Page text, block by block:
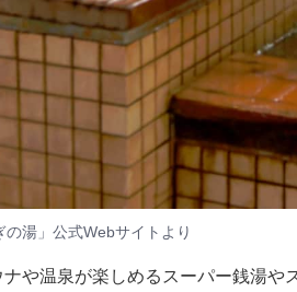
の湯」公式Webサイトより
や温泉が楽しめるスーパー銭湯や